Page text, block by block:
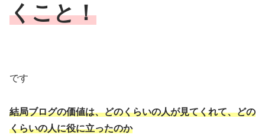
くこと！
です
結局ブログの価値は、どのくらいの人が見てくれて、どの
くらいの人に役に立ったのか